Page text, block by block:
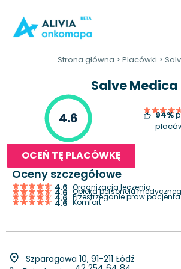
Strona główna > Placówki >
Salve Medica
4.6 94%
OCEŃ TĘ PLACÓWKĘ
Oceny szczegółowe
4.6 Organizacja leczenia
4.6 Opieka personelu
4.6 Przestrzeganie praw pacjenta
4.6 Komfort
Szparagowa 10, 91-211 Łódź